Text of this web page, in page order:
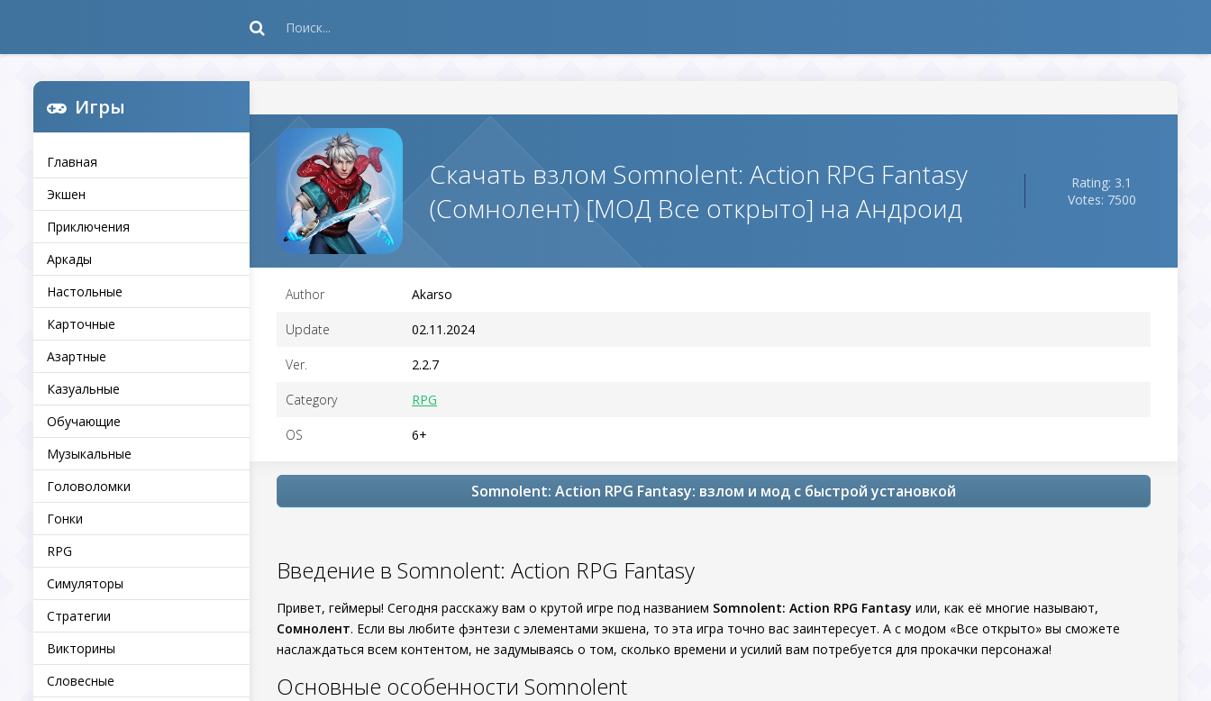
Игры
Главная
Экшен
Приключения
Аркады
Настольные
Карточные
Азартные
Казуальные
Обучающие
Музыкальные
Головоломки
Гонки
RPG
Симуляторы
Стратегии
Викторины
Словесные
Скачать взлом Somnolent: Action RPG Fantasy
(Сомнолент) [МОД Все открыто] на Андроид
Rating: 3.1
Votes: 7500
Author Akarso
Update 02.11.2024
Ver. 2.2.7
Category RPG
OS 6+
Somnolent: Action RPG Fantasy: взлом и мод с быстрой установкой
Введение в Somnolent: Action RPG Fantasy
Привет, геймеры! Сегодня расскажу вам о крутой игре под названием Somnolent: Action RPG Fantasy или, как её многие называют,
Сомнолент. Если вы любите фэнтези с элементами экшена, то эта игра точно вас заинтересует. А с модом «Все открыто» вы сможете
наслаждаться всем контентом, не задумываясь о том, сколько времени и усилий вам потребуется для прокачки персонажа!
Основные особенности Somnolent